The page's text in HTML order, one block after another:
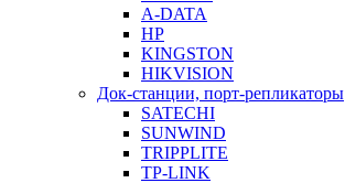
A-DATA
HP
KINGSTON
HIKVISION
Док-станции, порт-репликаторы
SATECHI
SUNWIND
TRIPPLITE
TP-LINK